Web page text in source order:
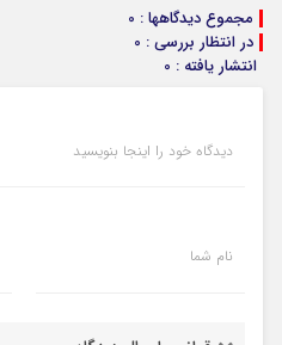
مجموع دیدگاهها : 0
در انتظار بررسی : 0
انتشار یافته : 0
دیدگاه خود را اینجا بنویسید
نام شما